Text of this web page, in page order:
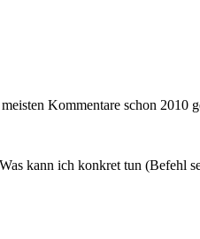
Kommentare schon 2010
kann ich konkret tun (Befehl